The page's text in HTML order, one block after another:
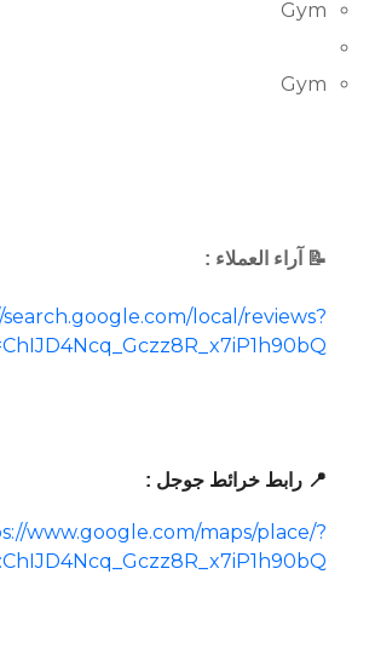
Gym
Gym
📝 آراء العملاء :
local/reviews?
📍 رابط خرائط جوجل :
www.google.com/maps/place/?